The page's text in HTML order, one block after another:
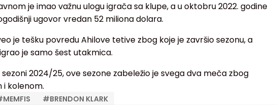
je imao važnu ulogu igrača sa klupe, a u oktobru 2022. godine
ugovor vredan 52 miliona dolara.
je tešku povredu Ahilove tetive zbog koje je završio sezonu, a
je samo šest utakmica.
2024/25, ove sezone zabeležio je svega dva meča zbog
kolenom.
MEMFIS #BRENDON KLARK